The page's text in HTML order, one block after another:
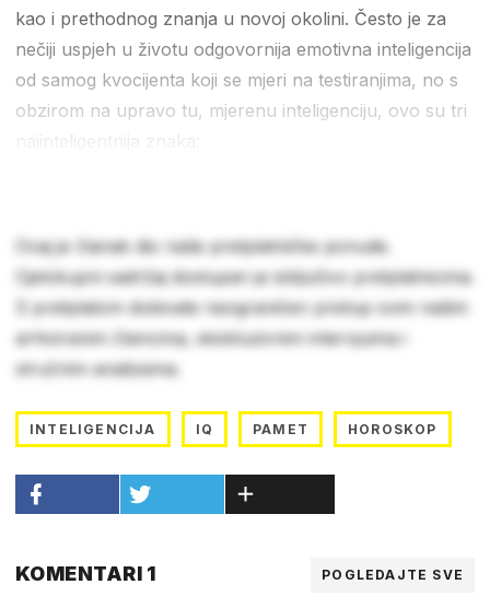
kao i prethodnog znanja u novoj okolini. Često je za
nečiji uspjeh u životu odgovornija emotivna inteligencija
od samog kvocijenta koji se mjeri na testiranjima, no s
obzirom na upravo tu, mjerenu inteligenciju, ovo su tri
najinteligentnija znaka:
Ovaj je članak dio naše pretplatničke ponude.
Cjelokupni sadržaj dostupan je isključivo pretplatnicima.
S pretplatom dobivate neograničen pristup svim našim
arhiviranim člancima, ekskluzivnim intervjuima i
stručnim analizama.
INTELIGENCIJA IQ PAMET HOROSKOP
KOMENTARI 1 POGLEDAJTE SVE